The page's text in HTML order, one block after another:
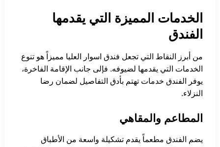
الخدمات المميزة التي يقدمها
الفندق
من أبرز النقاط التي تجعل فندق اسوار العليا مميزاً هو تنوع
الخدمات التي يقدمها لضيوفه. فإلى جانب الإقامة الفاخرة،
يوفر الفندق خدمات تهتم بأدق التفاصيل لضمان رضا
النزلاء.
المطاعم والمقاهي
يضم الفندق مطعماً يقدم تشكيلة واسعة من الأطباق